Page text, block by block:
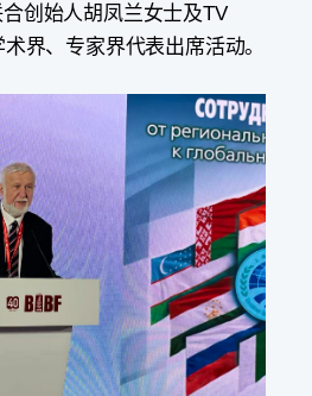
创始人胡凤兰女士及TV
界、专家界代表出席活动。